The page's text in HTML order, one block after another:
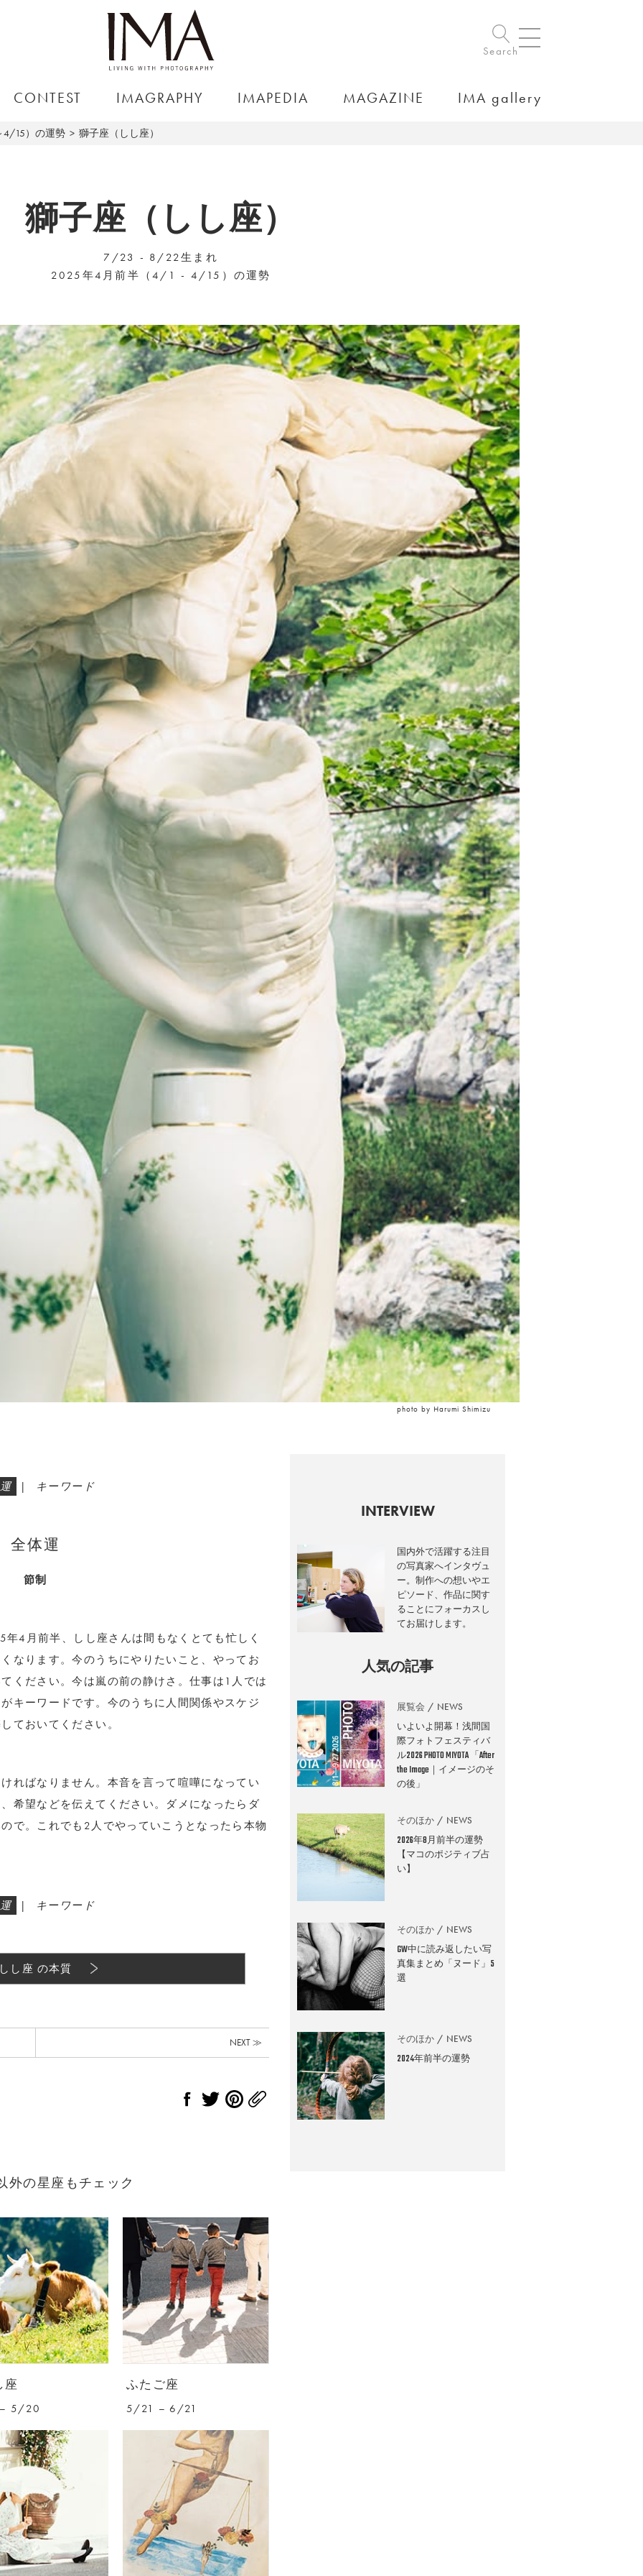
Search
CONTEST IMAGRAPHY IMAPEDIA MAGAZINE IMA gallery
15）の運勢 獅子座（しし座）
獅子座（しし座）
7/23 - 8/22生まれ
2025年4月前半（4/1 - 4/15）の運勢
photo by Harumi Shimizu
| キーワード
全体運
節制
4月前半、しし座さんは間もなくとても忙しく
なります。今のうちにやりたいこと、やってお
ください。今は嵐の前の静けさ。仕事は1人では
キーワードです。今のうちに人間関係やスケジ
ておいてください。
ればなりません。本音を言って喧嘩になってい
希望などを伝えてください。ダメになったらダ
で。これでも2人でやっていこうとなったら本物
| キーワード
し座 の本質
NEXT ≫
の星座もチェック
座
5/20
ふたご座
5/21 – 6/21
INTERVIEW
国内外で活躍する注目
の写真家へインタヴュ
ー。制作への想いやエ
ピソード、作品に関す
ることにフォーカスし
てお届けします。
人気の記事
展覧会 NEWS
いよいよ開幕！浅間国
際フォトフェスティバ
ル2026 PHOTO MIYOTA 「After
the Image｜イメージのそ
の後」
そのほか NEWS
2026年8月前半の運勢
【マコのポジティブ占
い】
そのほか NEWS
GW中に読み返したい写
真集まとめ「ヌード」5
選
そのほか NEWS
2024年前半の運勢